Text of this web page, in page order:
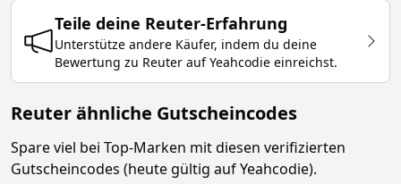
Teile deine Reuter-Erfahrung
Unterstütze andere Käufer, indem du deine
Bewertung zu Reuter auf Yeahcodie einreichst.
Reuter ähnliche Gutscheincodes
Spare viel bei Top-Marken mit diesen verifizierten
Gutscheincodes (heute gültig auf Yeahcodie).